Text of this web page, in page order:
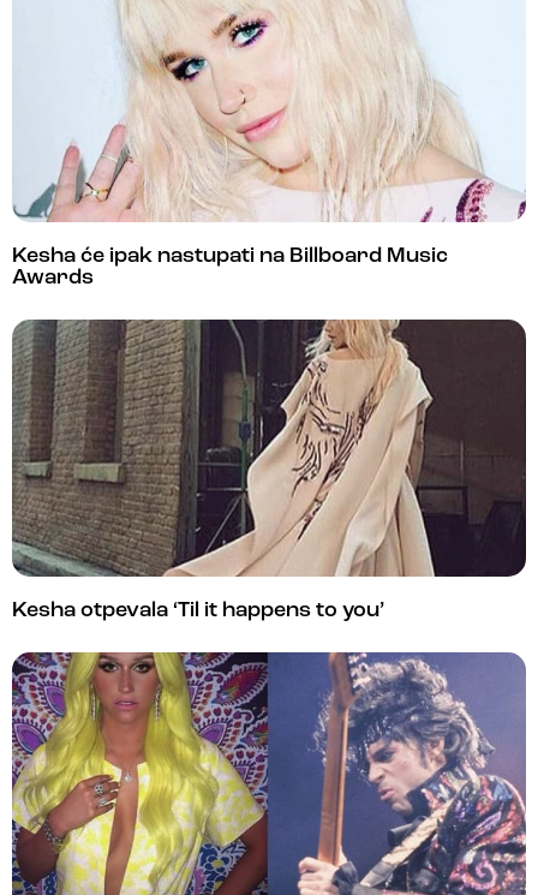
Kesha će ipak nastupati na Billboard Music
Awards
Kesha otpevala ‘Til it happens to you’